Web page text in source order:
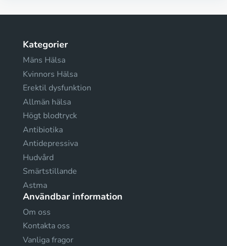
Kategorier
Mäns Hälsa
Kvinnors Hälsa
Erektil dysfunktion
Allmän hälsa
Högt blodtryck
Antibiotika
Antidepressiva
Hudvård
Smärtstillande
Astma
Användbar information
Om oss
Kontakta oss
Vanliga fragor